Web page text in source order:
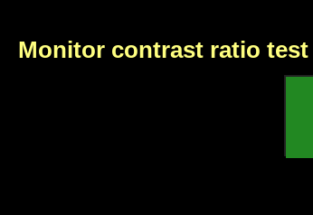
Monitor contrast ratio